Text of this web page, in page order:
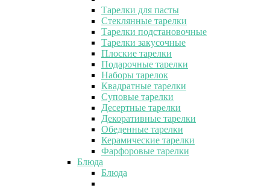
Тарелки для пасты
Стеклянные тарелки
Тарелки подстановочные
Тарелки закусочные
Плоские тарелки
Подарочные тарелки
Наборы тарелок
Квадратные тарелки
Суповые тарелки
Десертные тарелки
Декоративные тарелки
Обеденные тарелки
Керамические тарелки
Фарфоровые тарелки
Блюда
Блюда